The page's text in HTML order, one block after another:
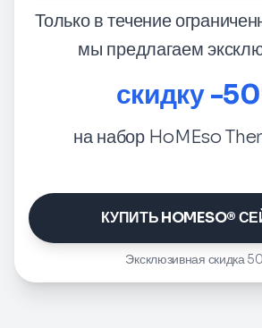
Только в течение
мы предлагаем
скидку -
на набор HoMEso
КУПИТЬ HOMESO®
Эксклюзивная скидка